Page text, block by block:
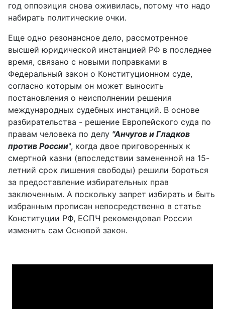
год оппозиция снова оживилась, потому что надо
набирать политические очки.
Еще одно резонансное дело, рассмотренное
высшей юридической инстанцией РФ в последнее
время, связано с новыми поправками в
Федеральный закон о Конституционном суде,
согласно которым он может выносить
постановления о неисполнении решения
международных судебных инстанций. В основе
разбирательства - решение Европейского суда по
правам человека по делу "Анчугов и Гладков
против России", когда двое приговоренных к
смертной казни (впоследствии замененной на 15-
летний срок лишения свободы) решили бороться
за предоставление избирательных прав
заключенным. А поскольку запрет избирать и быть
избранным прописан непосредственно в статье
Конституции РФ, ЕСПЧ рекомендовал России
изменить сам Основой закон.